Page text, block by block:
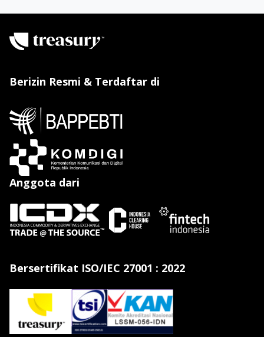
Berizin Resmi & Terdaftar di
Anggota dari
Bersertifikat ISO/IEC 27001 : 2022